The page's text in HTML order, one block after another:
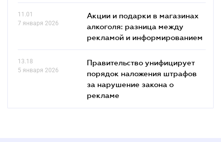
11.01
7 января 2026
Акции и подарки в магазинах
алкоголя: разница между
рекламой и информированием
13.18
5 января 2026
Правительство унифицирует
порядок наложения штрафов
за нарушение закона о
рекламе